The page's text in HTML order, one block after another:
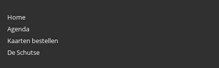
Home
Agenda
Kaarten bestellen
De Schutse